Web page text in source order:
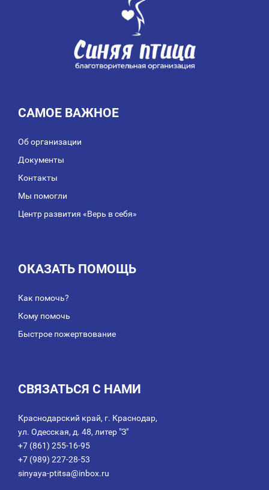
САМОЕ ВАЖНОЕ
Об организации
Документы
Контакты
Мы помогли
Центр развития «Верь в себя»
ОКАЗАТЬ ПОМОЩЬ
Как помочь?
Кому помочь
Быстрое пожертвование
СВЯЗАТЬСЯ С НАМИ
Краснодарский край, г. Краснодар,
ул. Одесская, д. 48, литер "З"
+7 (861) 255-16-95
+7 (989) 227-28-53
sinyaya-ptitsa@inbox.ru